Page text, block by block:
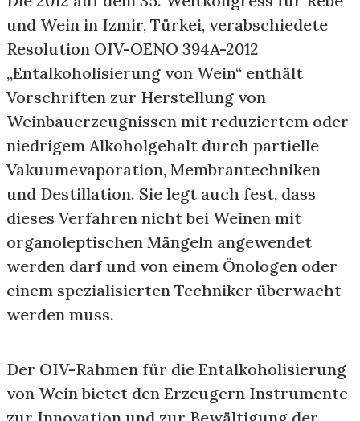
und Wein in Izmir, Türkei, verabschiedete
Resolution OIV-OENO 394A-2012
„Entalkoholisierung von Wein“ enthält
Vorschriften zur Herstellung von
Weinbauerzeugnissen mit reduziertem oder
niedrigem Alkoholgehalt durch partielle
Vakuumevaporation, Membrantechniken
und Destillation. Sie legt auch fest, dass
dieses Verfahren nicht bei Weinen mit
organoleptischen Mängeln angewendet
werden darf und von einem Önologen oder
einem spezialisierten Techniker überwacht
werden muss.
Der OIV-Rahmen für die Entalkoholisierung
von Wein bietet den Erzeugern Instrumente